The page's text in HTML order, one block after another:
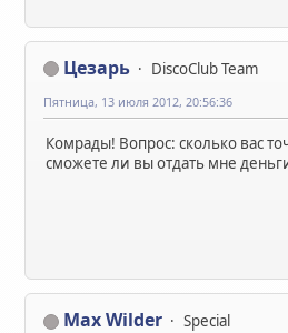
Цезарь
DiscoClub Team
Пятница, 13 июля 2012, 20:56:36
Комрады! Вопрос: сколько вас
сможете ли вы отдать мне
Max Wilder Special